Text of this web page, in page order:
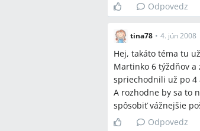
Odpovedz
tina78 • 4. jún 2008
Hej, takáto téma tu
Martinko 6 týždňov
spriechodnili už po 4
A rozhodne by sa to
spôsobiť vážnejšie
Odpovedz